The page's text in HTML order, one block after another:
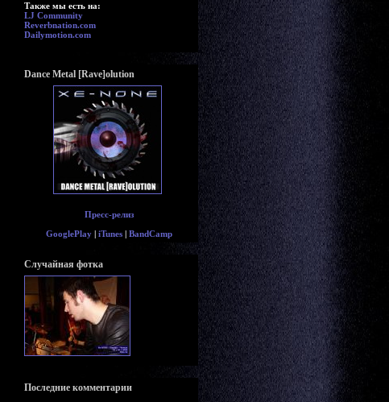
Также мы есть на:
LJ Community
Reverbnation.com
Dailymotion.com
Dance Metal [Rave]olution
Пресс-релиз
GooglePlay | iTunes | BandCamp
Случайная фотка
Последние комментарии